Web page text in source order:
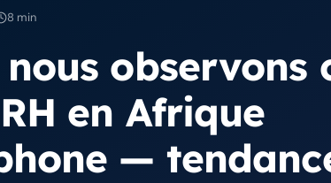
8 min
observons
en Afrique
—